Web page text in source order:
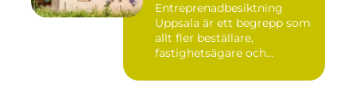
Entreprenadbesiktning
Uppsala är ett begrepp som
allt fler beställare,
fastighetsägare och